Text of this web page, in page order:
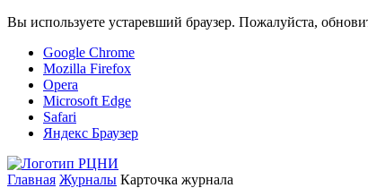
Вы используете устаревший браузер. Пожалуйста,
Google Chrome
Mozilla Firefox
Opera
Microsoft Edge
Safari
Яндекс Браузер
Главная Журналы Карточка журнала